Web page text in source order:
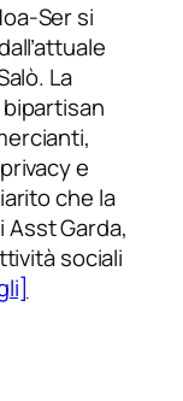
Ser si
La
e
che la
Asst Garda,
sociali